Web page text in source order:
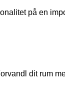
på en
dit rum